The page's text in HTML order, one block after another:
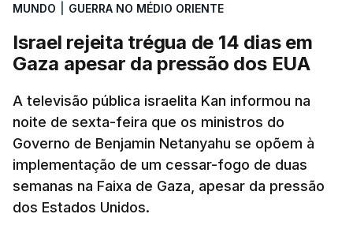
MUNDO GUERRA NO MÉDIO ORIENTE
Israel rejeita trégua de 14 dias em
Gaza apesar da pressão dos EUA
A televisão pública israelita Kan informou na
noite de sexta-feira que os ministros do
Governo de Benjamin Netanyahu se opõem à
implementação de um cessar-fogo de duas
semanas na Faixa de Gaza, apesar da pressão
dos Estados Unidos.